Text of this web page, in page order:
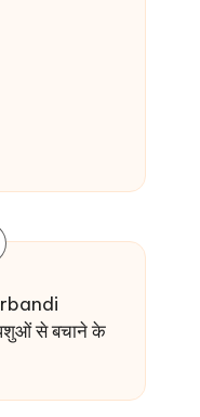
से बचाने के